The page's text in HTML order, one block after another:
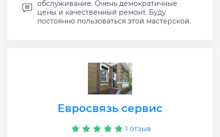
обслуживание. Очень демократичные
цены и качественный ремонт. Буду
постоянно пользоваться этой мастерской.
Евросвязь сервис
1 отзыв